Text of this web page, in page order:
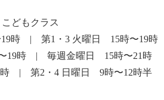
こどもクラス
19時 | 第1・3 火曜日 15時〜19時
19時 | 毎週金曜日 15時〜21時
| 第2・4 日曜日 9時〜12時半